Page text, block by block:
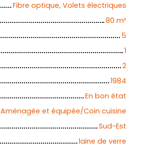
Fibre optique, Volets électriques
80 m²
5
1
2
1984
En bon état
Aménagée et équipée/Coin cuisine
Sud-Est
laine de verre